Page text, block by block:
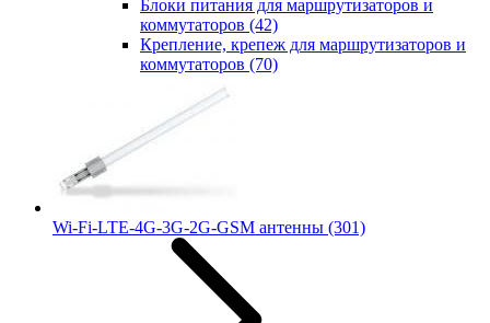
Блоки питания для маршрутизаторов и
коммутаторов (42)
Крепление, крепеж для маршрутизаторов и
коммутаторов (70)
Wi-Fi-LTE-4G-3G-2G-GSM антенны (301)